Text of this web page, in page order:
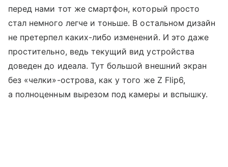
перед нами тот же смартфон, который просто
стал немного легче и тоньше. В остальном дизайн
не претерпел каких-либо изменений. И это даже
простительно, ведь текущий вид устройства
доведен до идеала. Тут большой внешний экран
без «челки»-острова, как у того же Z Flip6,
а полноценным вырезом под камеры и вспышку.